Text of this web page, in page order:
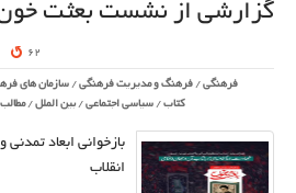
گزارشی از نشست بعثت
62
فرهنگی / فرهنگ و مدیریت فرهنگی / سازمان های
کتاب / سیاسی اجتماعی /بین الملل /
بازخوانی ابعاد
انقلاب